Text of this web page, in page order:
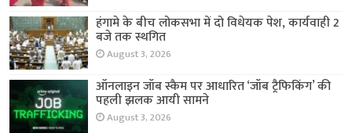
हंगामे के बीच लोकसभा में दो विधेयक पेश, कार्यवाही 2
बजे तक स्थगित
August 3, 2026
ऑनलाइन जॉब स्कैम पर आधारित ‘जॉब ट्रैफिकिंग’ की
पहली झलक आयी सामने
August 3, 2026